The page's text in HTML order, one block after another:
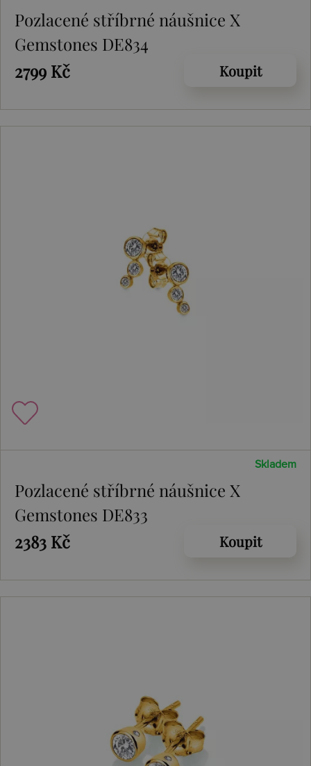
Pozlacené stříbrné náušnice X
Gemstones DE834
2799 Kč
Koupit
Skladem
Pozlacené stříbrné náušnice X
Gemstones DE833
2383 Kč
Koupit